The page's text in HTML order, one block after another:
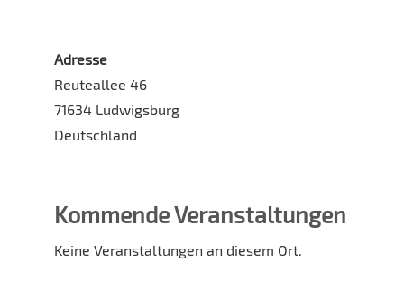
Adresse
Reuteallee 46
71634 Ludwigsburg
Deutschland
Kommende Veranstaltungen
Keine Veranstaltungen an diesem Ort.